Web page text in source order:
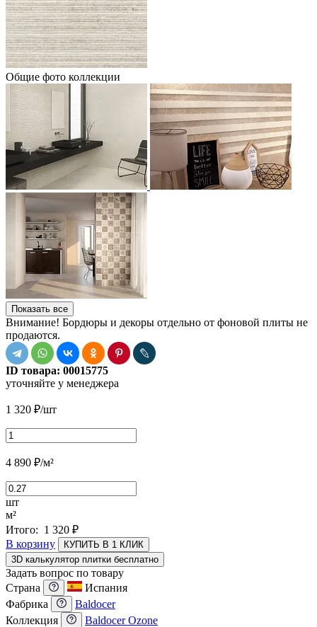
Общие фото коллекции
Показать все
Внимание! Бордюры и декоры отдельно от фоновой плиты не
продаются.
ID товара: 00015775
уточняйте у менеджера
1 320 ₽/шт
4 890 ₽/м²
шт
м²
Итого: 1 320 ₽
В корзину
КУПИТЬ В 1 КЛИК
3D калькулятор плитки бесплатно
Задать вопрос по товару
Страна
Испания
Фабрика
Baldocer
Коллекция
Baldocer Ozone